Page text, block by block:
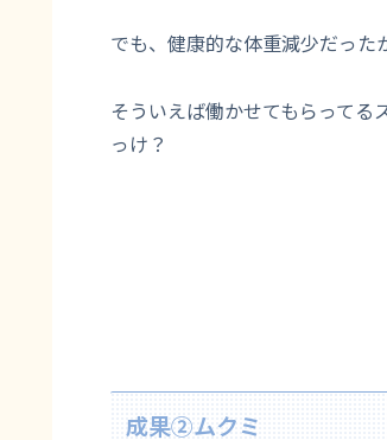
でも、健康的な体重減少だった
そういえば働かせてもらってる
っけ？
成果②ムクミ